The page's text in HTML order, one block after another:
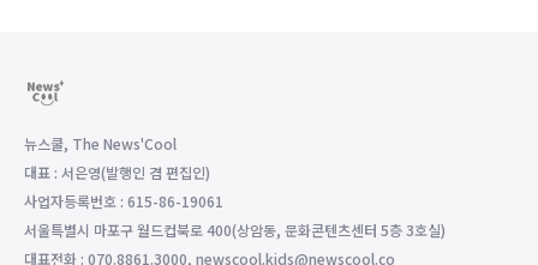
뉴스쿨, The News'Cool
대표 : 서은영(발행인 겸 편집인)
사업자등록번호 : 615-86-19061
서울특별시 마포구 월드컵북로 400(상암동, 문화콘텐츠센터 5층 3호실)
대표전화 : 070.8861.3000, newscool.kids@newscool.co